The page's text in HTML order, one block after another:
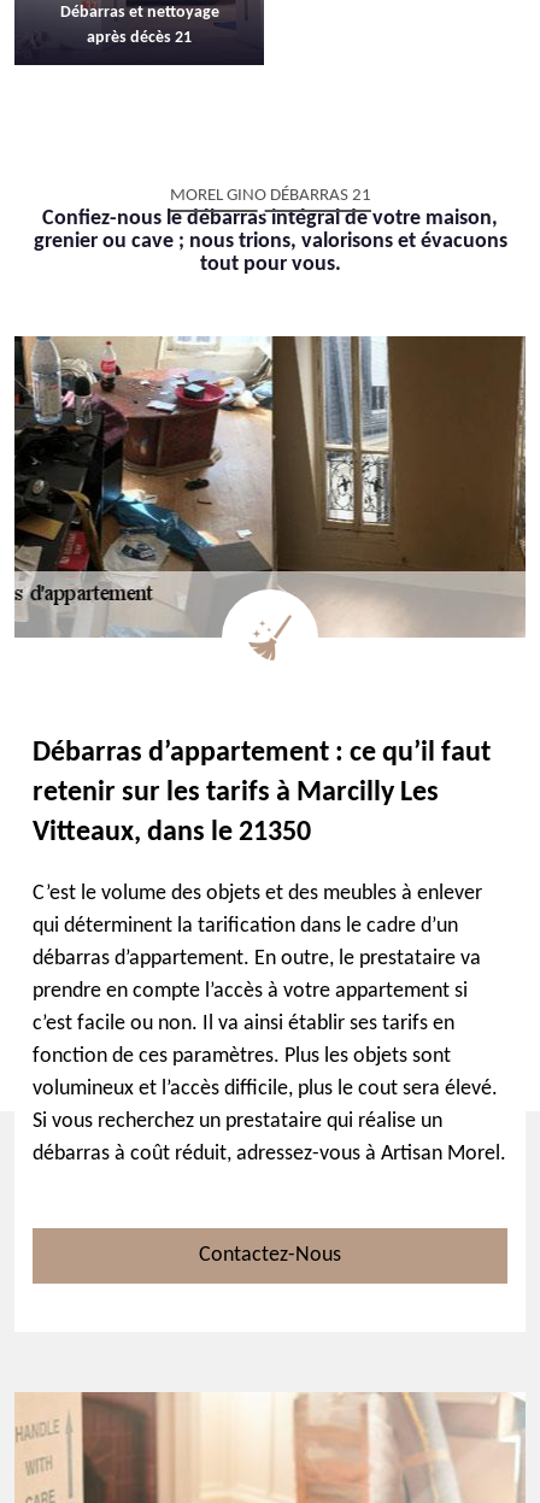
Débarras et nettoyage
après décès 21
MOREL GINO DÉBARRAS 21
Confiez-nous le débarras intégral de votre maison,
grenier ou cave ; nous trions, valorisons et évacuons
tout pour vous.
Débarras d’appartement : ce qu’il faut
retenir sur les tarifs à Marcilly Les
Vitteaux, dans le 21350
C’est le volume des objets et des meubles à enlever
qui déterminent la tarification dans le cadre d’un
débarras d’appartement. En outre, le prestataire va
prendre en compte l’accès à votre appartement si
c’est facile ou non. Il va ainsi établir ses tarifs en
fonction de ces paramètres. Plus les objets sont
volumineux et l’accès difficile, plus le cout sera élevé.
Si vous recherchez un prestataire qui réalise un
débarras à coût réduit, adressez-vous à Artisan Morel.
Contactez-Nous